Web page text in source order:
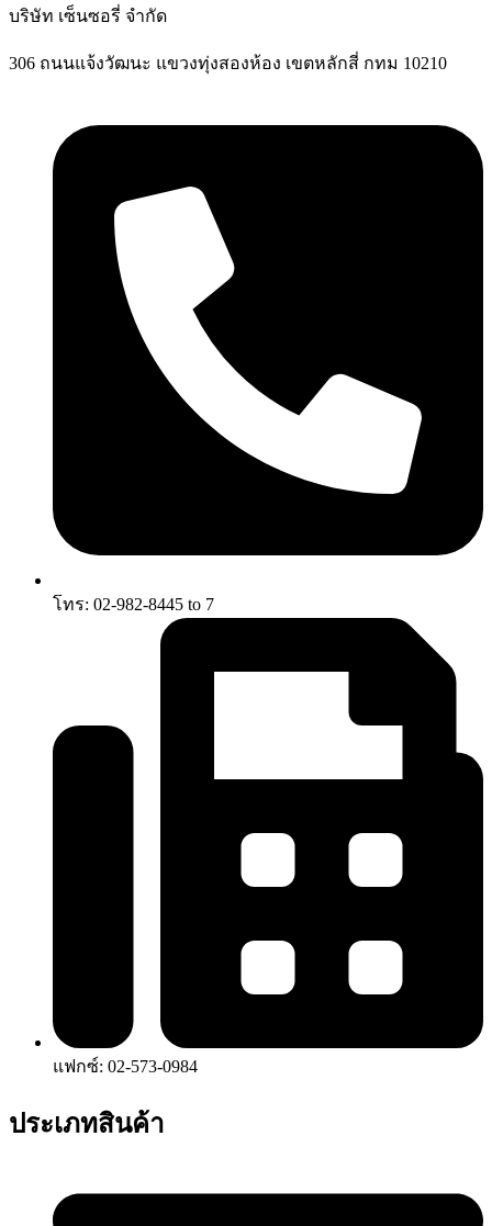
บริษัท เซ็นซอรี่ จำกัด
306 ถนนแจ้งวัฒนะ แขวงทุ่งสองห้อง เขตหลักสี่ กทม 10210
โทร: 02-982-8445 to 7
แฟกซ์: 02-573-0984
ประเภทสินค้า